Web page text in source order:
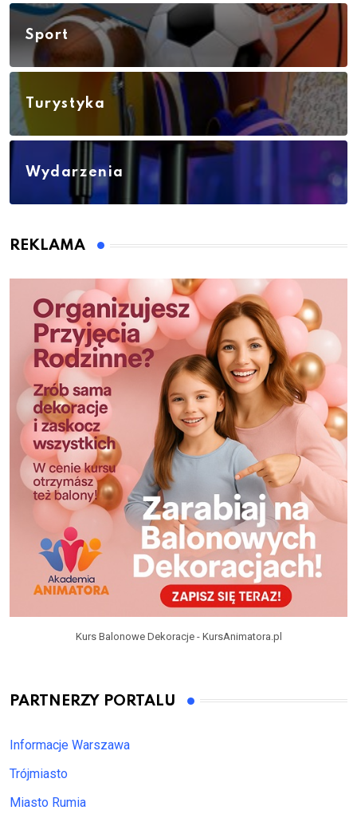
Sport
Turystyka
Wydarzenia
REKLAMA
Kurs Balonowe Dekoracje - KursAnimatora.pl
PARTNERZY PORTALU
Informacje Warszawa
Trójmiasto
Miasto Rumia